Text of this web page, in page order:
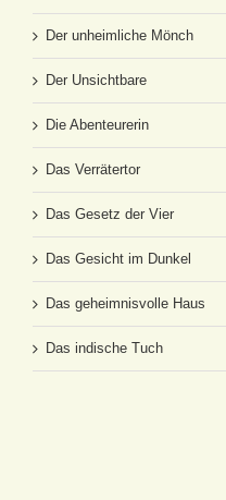
Der unheimliche Mönch
Der Unsichtbare
Die Abenteurerin
Das Verrätertor
Das Gesetz der Vier
Das Gesicht im Dunkel
Das geheimnisvolle Haus
Das indische Tuch